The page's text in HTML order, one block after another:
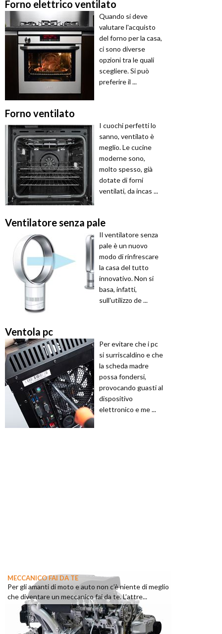
Forno elettrico ventilato
Quando si deve
valutare l'acquisto
del forno per la casa,
ci sono diverse
opzioni tra le quali
scegliere. Si può
preferire il ...
Forno ventilato
I cuochi perfetti lo
sanno, ventilato è
meglio. Le cucine
moderne sono,
molto spesso, già
dotate di forni
ventilati, da incas ...
Ventilatore senza pale
Il ventilatore senza
pale è un nuovo
modo di rinfrescare
la casa del tutto
innovativo. Non si
basa, infatti,
sull'utilizzo de ...
Ventola pc
Per evitare che i pc
si surriscaldino e che
la scheda madre
possa fondersi,
provocando guasti al
dispositivo
elettronico e me ...
MECCANICO FAI DA TE
Per gli amanti di moto e auto non c’è niente di meglio
che diventare un meccanico fai da te. L’attre...